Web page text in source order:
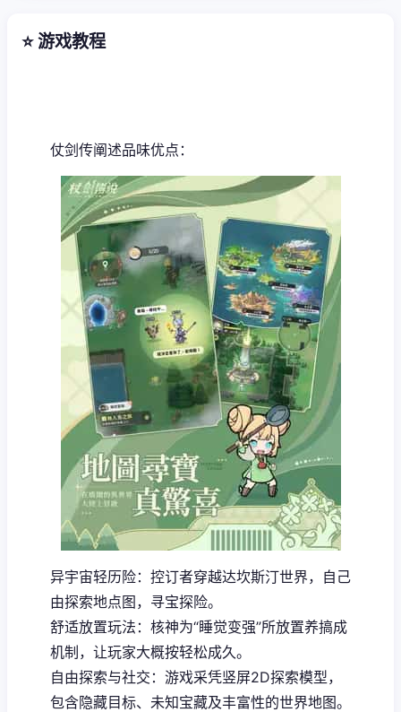
⭐ 游戏教程
仗剑传阐述品味优点：
异宇宙轻历险：控订者穿越达坎斯汀世界，自己
由探索地点图，寻宝探险。
舒适放置玩法：核神为“睡觉变强”所放置养搞成
机制，让玩家大概按轻松成久。
自由探索与社交：游戏采凭竖屏2D探索模型，
包含隐藏目标、未知宝藏及丰富性的世界地图。